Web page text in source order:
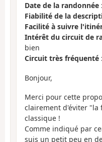
Date de la randonnée
Fiabilité de la
Facilité à suivre
Intérêt du circuit de
bien
Circuit très fréquenté
Bonjour,
Merci pour cette
clairement d'éviter "la
classique !
Comme indiqué par
suis un petit peu en